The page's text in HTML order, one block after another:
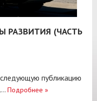
РАЗВИТИЯ (ЧАСТЬ
публикацию
Подробнее »